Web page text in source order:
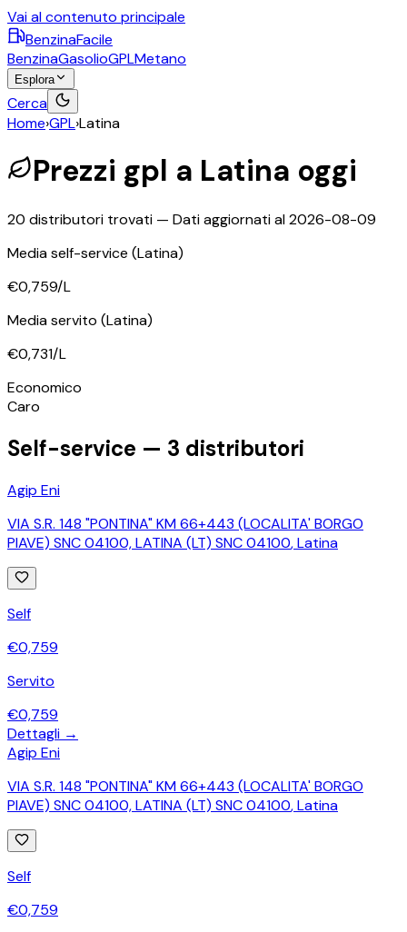
Vai al contenuto principale
BenzinaFacile
BenzinaGasolioGPLMetano
Esplora
Cerca
Home›GPL›Latina
Prezzi gpl a Latina oggi
20 distributori trovati — Dati aggiornati al2026-08-09
Media self-service (Latina)
€0,759/L
Media servito (Latina)
€0,731/L
Economico
Caro
Self-service — 3 distributori
Agip Eni
VIA S.R. 148 "PONTINA" KM 66+443 (LOCALITA' BORGO
PIAVE) SNC 04100, LATINA (LT) SNC 04100,Latina
Self
€0,759
Servito
€0,759
Dettagli →
Agip Eni
VIA S.R. 148 "PONTINA" KM 66+443 (LOCALITA' BORGO
PIAVE) SNC 04100, LATINA (LT) SNC 04100,Latina
Self
€0,759